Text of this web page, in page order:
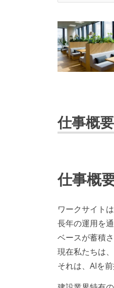
仕事概要
仕事概
ワークサイト
長年の運用を
ベースが蓄積さ
現在私たちは
それは、AIを